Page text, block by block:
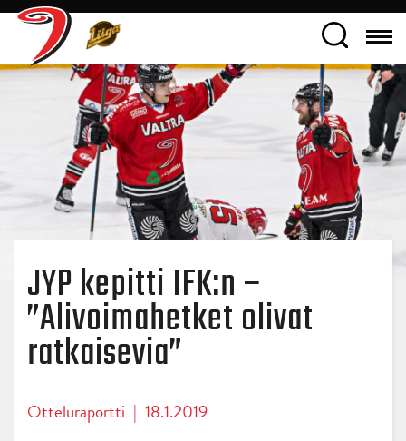
JYP kepitti IFK:n –
”Alivoimahetket olivat
ratkaisevia”
Otteluraportti | 18.1.2019